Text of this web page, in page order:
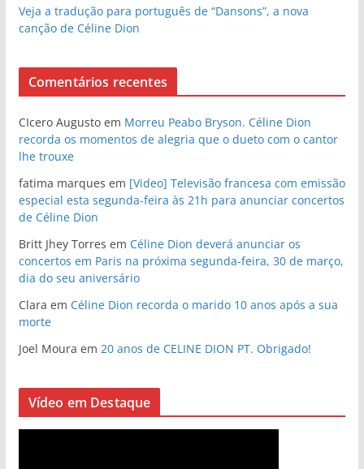
Veja a tradução para português de “Dansons”, a nova
canção de Céline Dion
Comentários recentes
CIcero Augustoem Morreu Peabo Bryson. Céline Dion
recorda os momentos de alegria que o dueto com o cantor
lhe trouxe
fatima marques em [Video] Televisão francesa com emissão
especial esta segunda-feira às 21h para anunciar concertos
de Céline Dion
Britt Jhey Torres em Céline Dion deverá anunciar os
concertos em Paris na próxima segunda-feira, 30 de março,
dia do seu aniversário
Clara em Céline Dion recorda o marido 10 anos após a sua
morte
Joel Moura em 20 anos de CELINE DION PT. Obrigado!
Vídeo em Destaque